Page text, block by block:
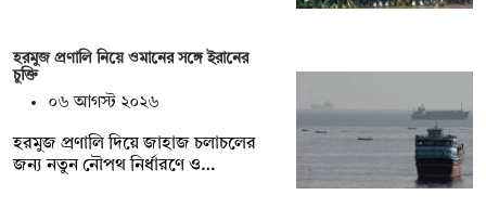
হরমুজ প্রণালি নিয়ে ওমানের সঙ্গে ইরানের
চুক্তি
০৬ আগস্ট ২০২৬
হরমুজ প্রণালি দিয়ে জাহাজ চলাচলের
জন্য নতুন নৌপথ নির্ধারণে ও…